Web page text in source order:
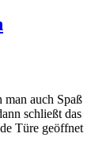
auch Spaß
schließt das
Türe geöffnet